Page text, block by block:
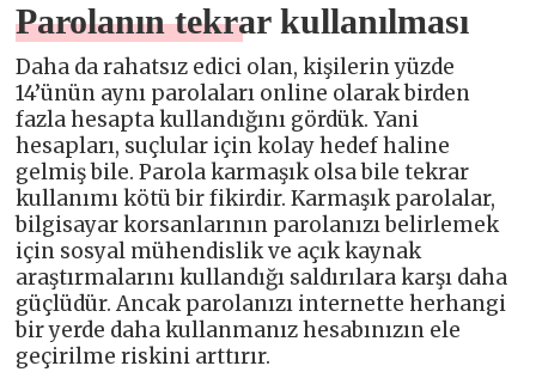
Parolanın tekrar kullanılması
Daha da rahatsız edici olan, kişilerin yüzde
14’ünün aynı parolaları online olarak birden
fazla hesapta kullandığını gördük. Yani
hesapları, suçlular için kolay hedef haline
gelmiş bile. Parola karmaşık olsa bile tekrar
kullanımı kötü bir fikirdir. Karmaşık parolalar,
bilgisayar korsanlarının parolanızı belirlemek
için sosyal mühendislik ve açık kaynak
araştırmalarını kullandığı saldırılara karşı daha
güçlüdür. Ancak parolanızı internette herhangi
bir yerde daha kullanmanız hesabınızın ele
geçirilme riskini arttırır.